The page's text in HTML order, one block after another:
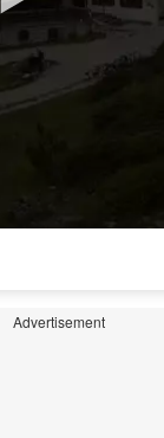
Advertisement